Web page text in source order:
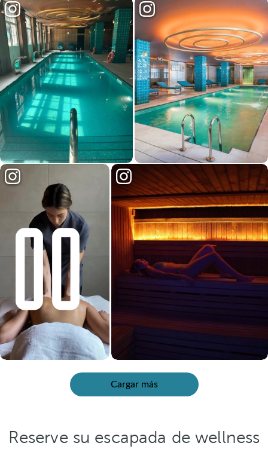
Cargar más
Reserve su escapada de wellness